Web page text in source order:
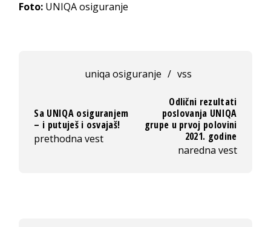
Foto: UNIQA osiguranje
uniqa osiguranje / vss
Sa UNIQA osiguranjem
– i putuješ i osvajaš!
prethodna vest
Odlični rezultati
poslovanja UNIQA
grupe u prvoj polovini
2021. godine
naredna vest